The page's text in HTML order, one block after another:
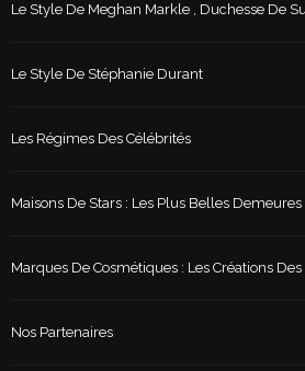
Le Style De Meghan Markle , Duchesse De
Le Style De Stéphanie Durant
Les Régimes Des Célébrités
Maisons De Stars : Les Plus Belles Demeures
Marques De Cosmétiques : Les Créations
Nos Partenaires